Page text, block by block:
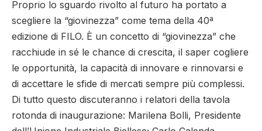
Proprio lo sguardo rivolto al futuro ha portato a
scegliere la “giovinezza” come tema della 40ª
edizione di FILO. È un concetto di “giovinezza” che
racchiude in sé le chance di crescita, il saper cogliere
le opportunità, la capacità di innovare e rinnovarsi e
di accettare le sfide di mercati sempre più complessi.
Di tutto questo discuteranno i relatori della tavola
rotonda di inaugurazione: Marilena Bolli, Presidente